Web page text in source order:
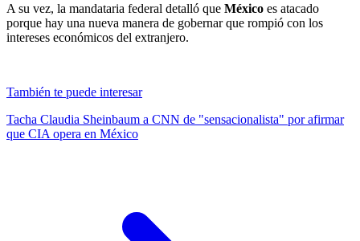
A su vez, la mandataria federal detalló que México es atacado
porque hay una nueva manera de gobernar que rompió con los
intereses económicos del extranjero.
También te puede interesar
Tacha Claudia Sheinbaum a CNN de "sensacionalista" por afirmar
que CIA opera en México